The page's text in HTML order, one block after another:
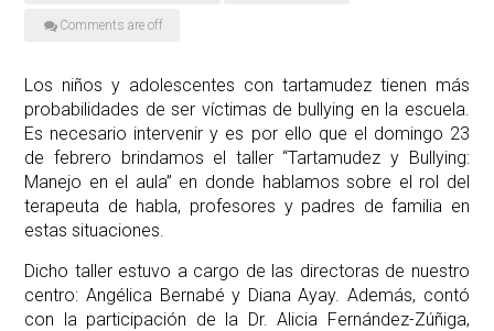
Comments are off
Los niños y adolescentes con tartamudez tienen más
probabilidades de ser víctimas de bullying en la escuela.
Es necesario intervenir y es por ello que el domingo 23
de febrero brindamos el taller “Tartamudez y Bullying:
Manejo en el aula” en donde hablamos sobre el rol del
terapeuta de habla, profesores y padres de familia en
estas situaciones.
Dicho taller estuvo a cargo de las directoras de nuestro
centro: Angélica Bernabé y Diana Ayay. Además, contó
con la participación de la Dr. Alicia Fernández-Zúñiga,